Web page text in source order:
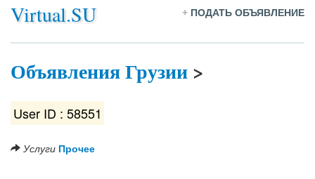
Virtual.SU + ПОДАТЬ ОБЪЯВЛЕНИЕ
Объявления Грузии>
User ID : 58551
Услуги Прочее